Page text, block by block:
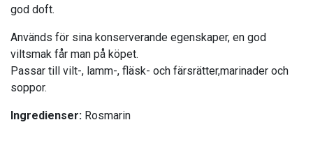
god doft.
Används för sina konserverande egenskaper, en god
viltsmak får man på köpet.
Passar till vilt-, lamm-, fläsk- och färsrätter,marinader och
soppor.
Ingredienser: Rosmarin